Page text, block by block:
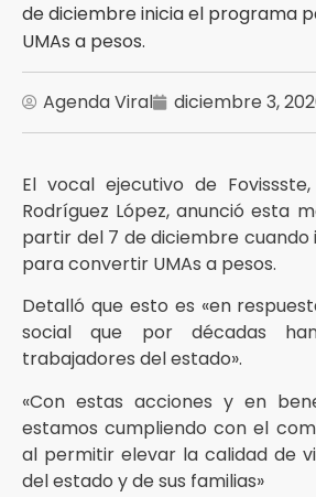
de diciembre inicia el programa
UMAs a pesos.
Agenda Viral diciembre 3,
El vocal ejecutivo de
Rodríguez López, anunció esta
partir del 7 de diciembre
para convertir UMAs a pesos.
Detalló que esto es «en
social que por décadas
trabajadores del estado».
«Con estas acciones y en
estamos cumpliendo con el
al permitir elevar la calidad de
del estado y de sus familias»